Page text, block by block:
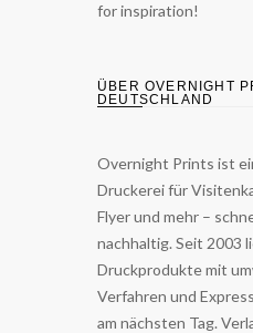
for inspiration!
ÜBER OVERNIGHT
DEUTSCHLAND
Overnight Prints ist
Druckerei für
Flyer und mehr –
nachhaltig. Seit 2003
Druckprodukte mit
Verfahren und
am nächsten Tag.